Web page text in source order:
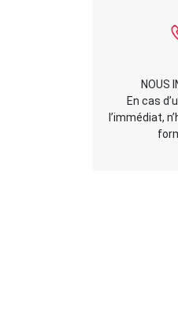
NOUS
En cas
l’immédiat,